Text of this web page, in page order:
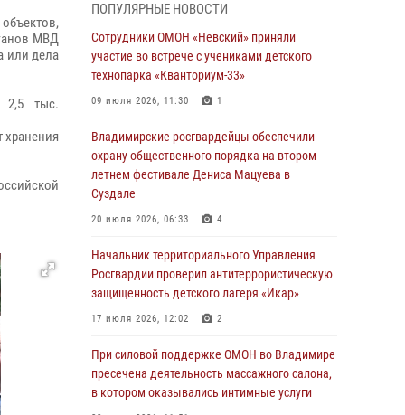
МВД
или дела
2,5 тыс.
хранения
При силовой поддержке ОМОН во Владимире
пресечена деятельность массажного салона,
28 июля 2026, 11:51
профильную Росгвардейскую смену в
детском лагере «Икар»
27 июля 2026, 16:43 2
Владимирские росгвардейцы обеспечили
летнем фестивале Дениса Мацуева в
Суздале
20 июля 2026, 06:33 4
регионального Управления Росвардии
ПОПУЛЯРНЫЕ НОВОСТИ
Сотрудники ОМОН «Невский» приняли
участие во встрече с учениками детского
технопарка «Кванториум-33»
09 июля 2026, 11:30 1
Владимирские росгвардейцы обеспечили
охрану общественного порядка на втором
летнем фестивале Дениса Мацуева в
Суздале
20 июля 2026, 06:33 4
Начальник территориального Управления
Росгвардии проверил антитеррористическую
защищенность детского лагеря «Икар»
17 июля 2026, 12:02 2
При силовой поддержке ОМОН во Владимире
пресечена деятельность массажного салона,
в котором оказывались интимные услуги